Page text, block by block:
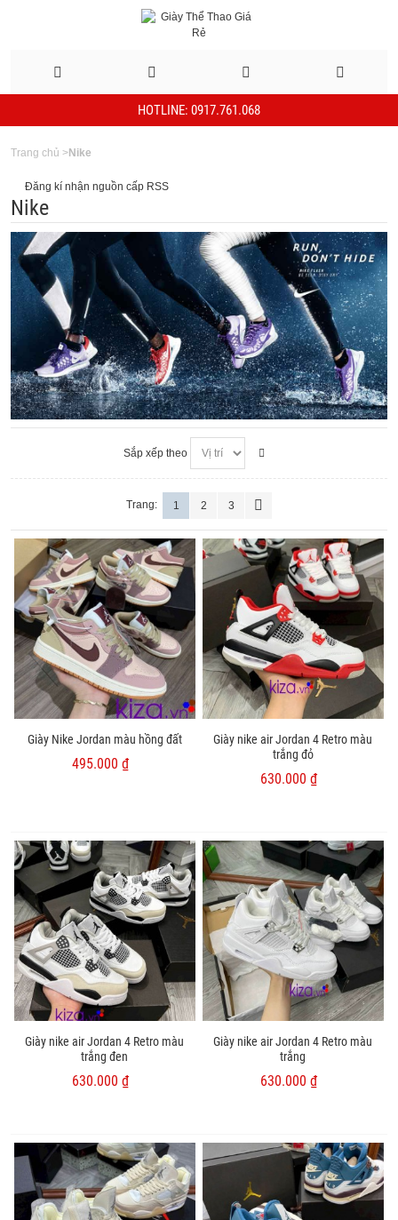
HOTLINE: 0917.761.068
Trang chủ >Nike
Đăng kí nhận nguồn cấp RSS
Nike
Sắp xếp theo
Trang: 1 2 3
Giày Nike Jordan màu hồng đất
495.000 ₫
Giày nike air Jordan 4 Retro màu
trắng đỏ
630.000 ₫
Giày nike air Jordan 4 Retro màu
trắng đen
630.000 ₫
Giày nike air Jordan 4 Retro màu
trắng
630.000 ₫